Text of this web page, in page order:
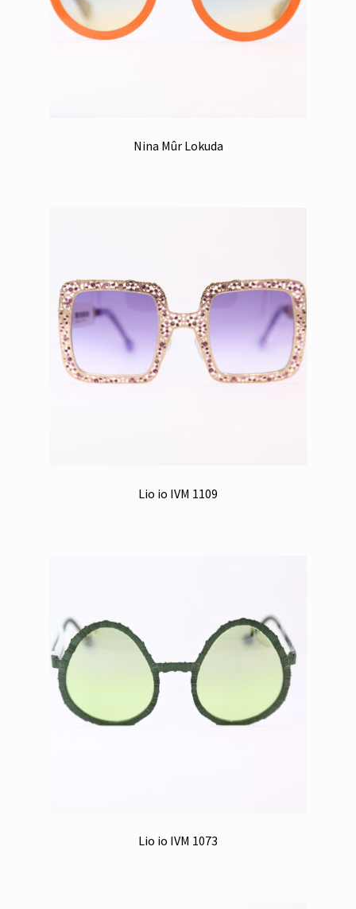
Nina Mûr Lokuda
Lio io IVM 1109
Lio io IVM 1073